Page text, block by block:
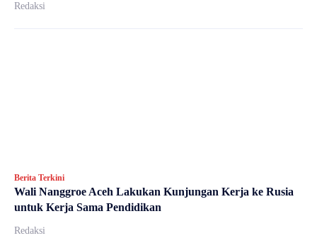
Redaksi
Berita Terkini
Wali Nanggroe Aceh Lakukan Kunjungan Kerja ke Rusia
untuk Kerja Sama Pendidikan
Redaksi